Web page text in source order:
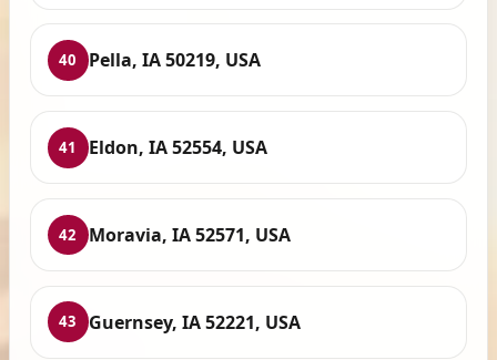
40 Pella, IA 50219, USA
41 Eldon, IA 52554, USA
42 Moravia, IA 52571, USA
43 Guernsey, IA 52221, USA